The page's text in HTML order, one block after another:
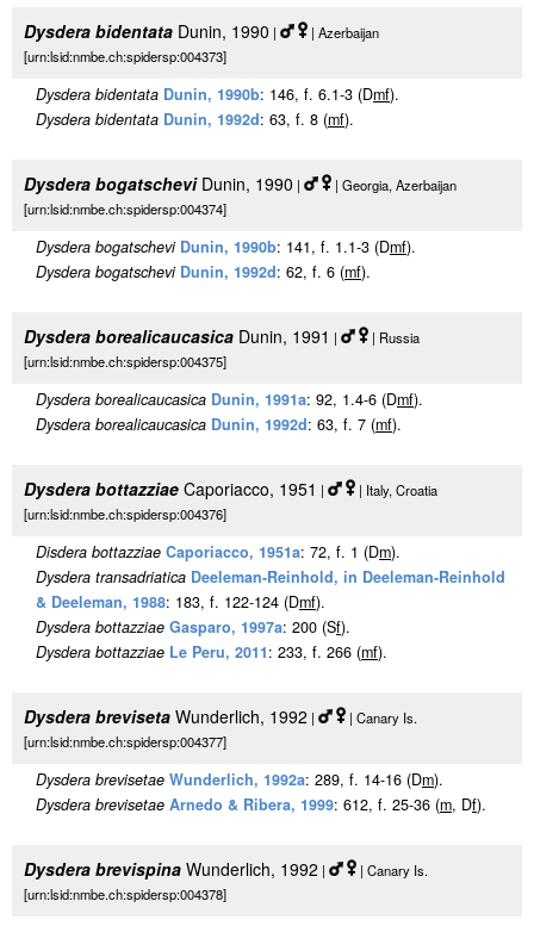
Dysdera bidentata Dunin, 1990 |
| Azerbaijan
[urn:lsid:nmbe.ch:spidersp:004373]
Dysdera bidentata Dunin, 1990b: 146, f. 6.1-3 (Dmf).
Dysdera bidentata Dunin, 1992d: 63, f. 8 (mf).
Dysdera bogatscheviDunin, 1990 |
| Georgia, Azerbaijan
[urn:lsid:nmbe.ch:spidersp:004374]
Dysdera bogatschevi Dunin, 1990b: 141, f. 1.1-3 (Dmf).
Dysdera bogatschevi Dunin, 1992d: 62, f. 6 (mf).
Dysdera borealicaucasica Dunin, 1991 |
| Russia
[urn:lsid:nmbe.ch:spidersp:004375]
Dysdera borealicaucasica Dunin, 1991a: 92, 1.4-6 (Dmf).
Dysdera borealicaucasica Dunin, 1992d: 63, f. 7 (mf).
Dysdera bottazziae Caporiacco, 1951 |
| Italy, Croatia
[urn:lsid:nmbe.ch:spidersp:004376]
Disdera bottazziae Caporiacco, 1951a: 72, f. 1 (Dm).
Dysdera transadriatica Deeleman-Reinhold, in Deeleman-Reinhold
& Deeleman, 1988: 183, f. 122-124 (Dmf).
Dysdera bottazziae Gasparo, 1997a: 200 (Sf).
Dysdera bottazziae Le Peru, 2011: 233, f. 266 (mf).
Dysdera breviseta Wunderlich, 1992 |
| Canary Is.
[urn:lsid:nmbe.ch:spidersp:004377]
Dysdera brevisetae Wunderlich, 1992a: 289, f. 14-16 (Dm).
Dysdera brevisetae Arnedo & Ribera, 1999: 612, f. 25-36 (m, Df).
Dysdera brevispina Wunderlich, 1992 |
| Canary Is.
[urn:lsid:nmbe.ch:spidersp:004378]